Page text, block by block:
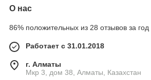
О нас
86% положительных из 28 отзывов за год
Работает с 31.01.2018
г. Алматы
Мкр 3, дом 38, Алматы, Казахстан